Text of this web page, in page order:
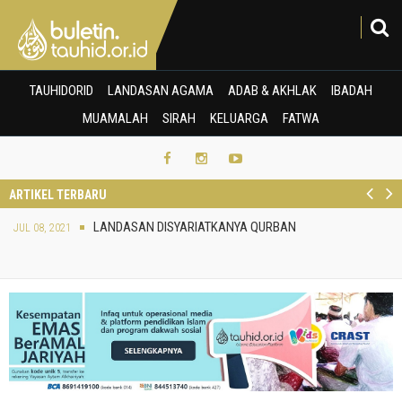
TAUHIDORID LANDASAN AGAMA ADAB & AKHLAK
IBADAH
MUAMALAH
SIRAH KELUARGA FATWA
ARTIKEL TERBARU
AQIDAH SEORANG MUSLIM TERHADAP NABI ISA 'ALAHISSALAM
JUL 10, 2021 KEUTAMAAN 10 HARI AWAL BULAN DZULHIJAH
LANDASAN DISYARIATKANYA QURBAN
APR 11, 2021 RAMADHAN PUN TIBA
APR 04, 2021 KIAT MERAIH SUKSES DI BULAN SUCI RAMADHAN
MAR 26, 2021
LENTERA DARI SANG TAULADAN UNTUK MERAIH BERKAH RAMADHAN
MAR 18, 2021 MENUAI KEBERKAHAN DI BULAN SYA'BAN
PrN